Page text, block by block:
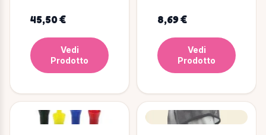
45,50 €
Vedi
Prodotto
8,69 €
Vedi
Prodotto